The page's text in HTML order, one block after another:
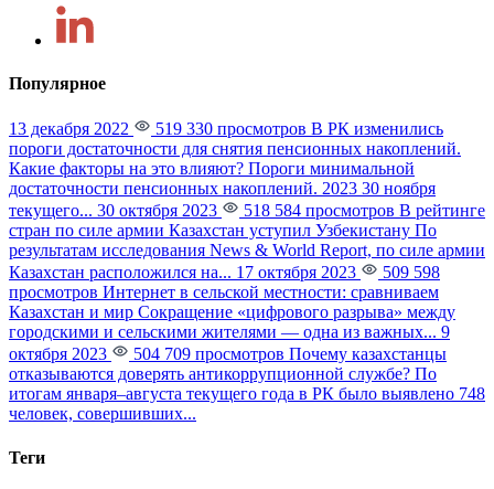
Популярное
13 декабря 2022 519 330 просмотров В РК изменились
пороги достаточности для снятия пенсионных накоплений.
Какие факторы на это влияют? Пороги минимальной
достаточности пенсионных накоплений. 2023 30 ноября
текущего... 30 октября 2023 518 584 просмотров В рейтинге
стран по силе армии Казахстан уступил Узбекистану По
результатам исследования News & World Report, по силе армии
Казахстан расположился на... 17 октября 2023
509 598
просмотров Интернет в сельской местности: сравниваем
Казахстан и мир Сокращение «цифрового разрыва» между
городскими и сельскими жителями — одна из важных... 9
октября 2023
504 709 просмотров Почему казахстанцы
отказываются доверять антикоррупционной службе? По
итогам января–августа текущего года в РК было выявлено 748
человек, совершивших...
Теги